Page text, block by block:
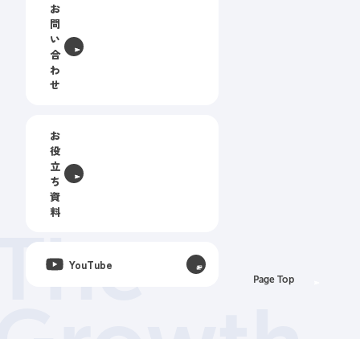
お
問
い
合
わ
せ
お
役
立
ち
資
料
YouTube
Page Top